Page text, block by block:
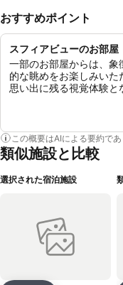
おすすめポイント
スフィアビューのお部屋
一部のお部屋からは、
的な眺めをお楽しみい
思い出に残る視覚体験と
この概要はAIによる要約で
類似施設と比較
選択された宿泊施設